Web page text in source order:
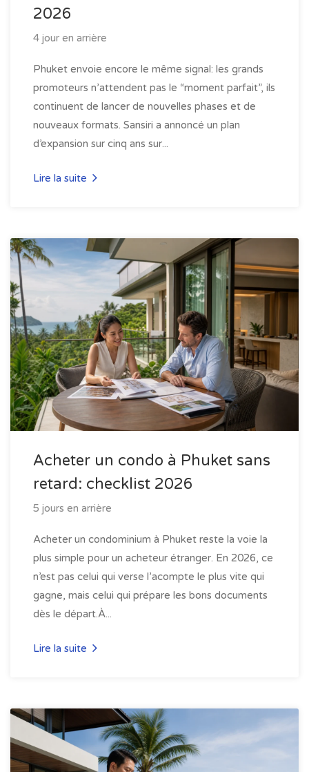
2026
4 jour en arrière
Phuket envoie encore le même signal: les grands
promoteurs n’attendent pas le “moment parfait”, ils
continuent de lancer de nouvelles phases et de
nouveaux formats. Sansiri a annoncé un plan
d’expansion sur cinq ans sur...
Lire la suite
Acheter un condo à Phuket sans
retard: checklist 2026
5 jours en arrière
Acheter un condominium à Phuket reste la voie la
plus simple pour un acheteur étranger. En 2026, ce
n’est pas celui qui verse l’acompte le plus vite qui
gagne, mais celui qui prépare les bons documents
dès le départ.À...
Lire la suite